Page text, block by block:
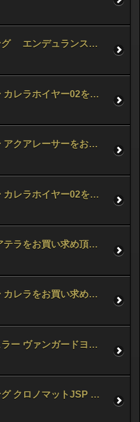
ブライトリング エンデュランスプロをお買い求め頂きました！
タグホイヤー カレラホイヤー02をお買い求め頂きました！
タグホイヤー アクアレーサーをお買い求め頂きました！
タグホイヤー カレラホイヤー02をお買い求め頂きました！
オメガ アクアテラをお買い求め頂きました！
タグホイヤー カレラをお買い求め頂きました！
フランクミュラー ヴァンガードヨッティング をお求め頂きました！
ブライトリング クロノマットJSP をお求め頂きました！